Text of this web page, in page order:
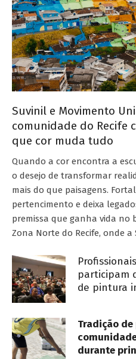
Suvinil e Movimento
comunidade do Recife
que cor muda tudo
Quando a cor encontra a
o desejo de transformar
mais do que paisagens.
pertencimento e deixa
premissa que ganha vida no
Zona Norte do Recife, onde a
participam
de pintura
Tradição
durante